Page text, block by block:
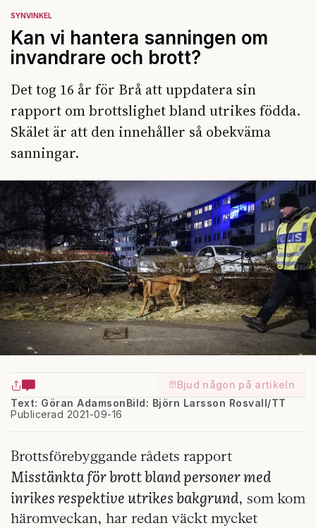
SYNVINKEL
Kan vi hantera sanningen om
invandrare och brott?
Det tog 16 år för Brå att uppdatera sin
rapport om brottslighet bland utrikes födda.
Skälet är att den innehåller så obekväma
sanningar.
Bjud någon på artikeln
Text: Göran Adamson
Publicerad 2021-09-16
Bild: Björn Larsson Rosvall/TT
Brottsförebyggande rådets rapport
Misstänkta för brott bland personer med
inrikes respektive utrikes bakgrund, som kom
häromveckan, har redan väckt mycket